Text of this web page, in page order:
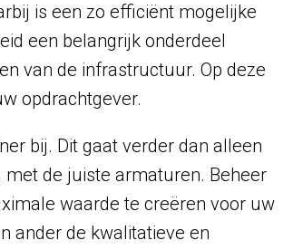
is een zo efficiënt mogelijke
een belangrijk onderdeel
van de infrastructuur. Op deze
opdrachtgever.
bij. Dit gaat verder dan alleen
de juiste armaturen. Beheer
waarde te creëren voor uw
ander de kwalitatieve en